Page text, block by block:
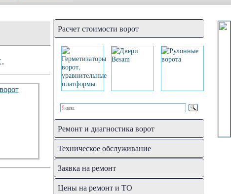
Расчет стоимости ворот
Ремонт и диагностика ворот
Техническое обслуживание
Заявка на ремонт
Цены на ремонт и ТО